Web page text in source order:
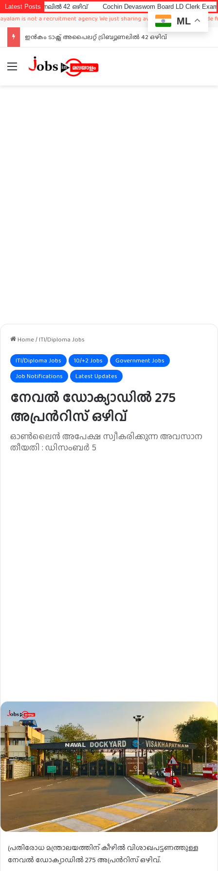
Latest Posts
42 ഒഴിവ് Cochin Devaswom Board LD Clerk Exam Answer Key
a recruitment agency. We just sharing available job in worldwide from
ഇൻകം ടാക്സ് അപൈലറ്റ് ട്രിബ്യൂണലിൽ 42 ഒഴിവ്
Menu
Home/ITI/Diploma Jobs
ITI/Diploma Jobs 10/+2 Jobs
Government Jobs
Job Notifications
Latest Updates
നേവൽ ഡോക്യാഡിൽ 275
അപ്രൻറിസ് ഒഴിവ്
ഓൺലൈൻ അപേക്ഷ സ്വീകരിക്കുന്ന അവസാന
തീയതി : ഡിസംബർ 5
പ്രതിരോധ മന്ത്രാലയത്തിന് കീഴിൽ വിശാഖപട്ടണത്തുള്ള
നേവൽ ഡോക്യാഡിൽ 275 അപ്രൻറിസ് ഒഴിവ്.
ML